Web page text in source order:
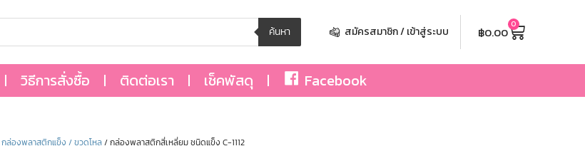
ค้นหา สมัครสมาชิก / เข้าสู่ระบบ ฿0.00 0
วิธีการสั่งซื้อ ติดต่อเรา เช็คพัสดุ Facebook
กล่องพลาสติกแข็ง / ขวดโหล/ กล่องพลาสติกสี่เหลี่ยม ชนิดแข็ง C-1112